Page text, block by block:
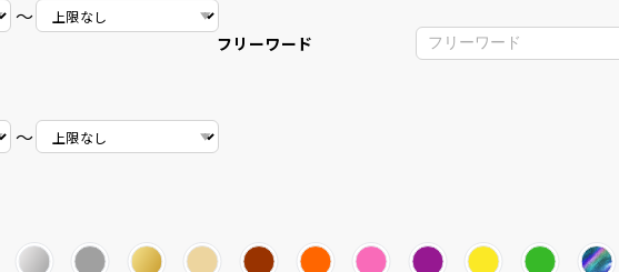
〜
〜
フリーワード